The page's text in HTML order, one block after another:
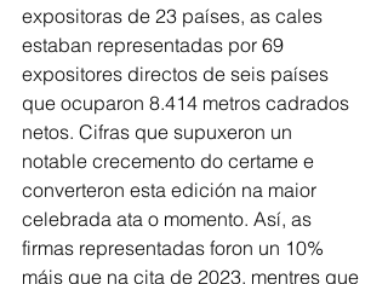
expositoras de 23 países, as cales
estaban representadas por 69
expositores directos de seis países
que ocuparon 8.414 metros cadrados
netos. Cifras que supuxeron un
notable crecemento do certame e
converteron esta edición na maior
celebrada ata o momento. Así, as
firmas representadas foron un 10%
máis que na cita de 2023, mentres que